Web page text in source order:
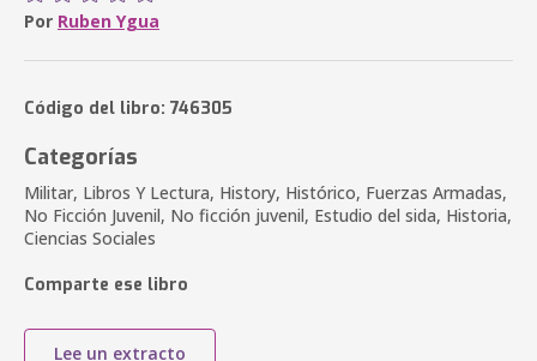
Por Ruben Ygua
Código del libro: 746305
Categorías
Militar, Libros Y Lectura, History, Histórico, Fuerzas Armadas,
No Ficción Juvenil, No ficción juvenil, Estudio del sida, Historia,
Ciencias Sociales
Comparte ese libro
Lee un extracto